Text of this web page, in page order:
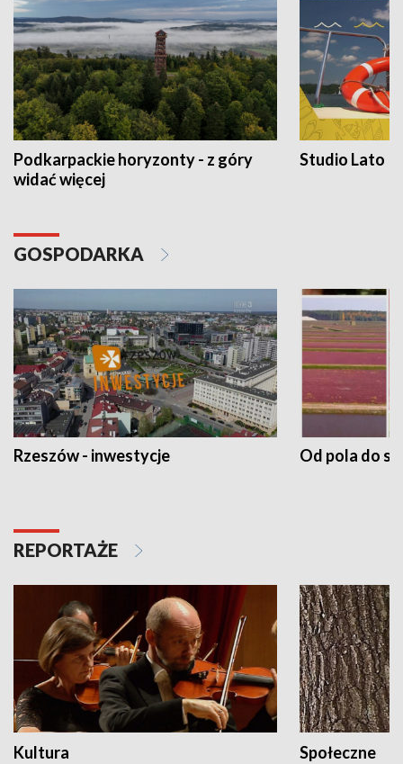
Podkarpackie horyzonty - z góry
widać więcej
Studio Lato
GOSPODARKA
Rzeszów - inwestycje Od pola do
REPORTAŻE
Kultura Społeczne